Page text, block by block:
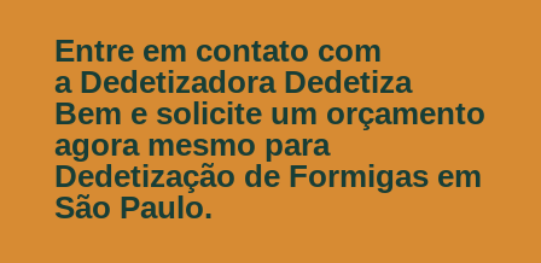
Entre em contato com
a Dedetizadora Dedetiza
Bem e solicite um orçamento
agora mesmo para
Dedetização de Formigas em
São Paulo.